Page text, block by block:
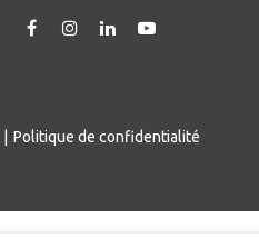
Lien
Facebook
Lien
Instagram
Lien
Linkedin
Lien
Youtube
Politique de confidentialité